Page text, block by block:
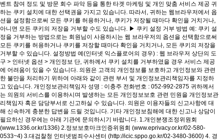
벤트 참여 정도 및 방문 회수 파악 등을 통한 타겟 마케팅 및 개인 맞춤 서비스 제공 귀
하는 쿠키 설치에 대한 선택권을 가지고 있습니다. 따라서, 귀하는 웹브라우저에서 옵
션을 설정함으로써 모든 쿠키를 허용하거나, 쿠키가 저장될 때마다 확인을 거치거나,
아니면 모든 쿠키의 저장을 거부할 수도 있습니다. ▶ 쿠키 설정 거부 방법 예: 쿠키 설
정을 거부하는 방법으로는 회원님이 사용하시는 웹 브라우저의 옵션을 선택함으로써
모든 쿠키를 허용하거나 쿠키를 저장할 때마다 확인을 거치거나, 모든 쿠키의 저장을
거부할 수 있습니다. 설정방법 예(인터넷 익스플로어의 경우) : 웹 브라우저 상단의 도
구 > 인터넷 옵션 > 개인정보 단, 귀하께서 쿠키 설치를 거부하였을 경우 서비스 제공
에 어려움이 있을 수 있습니다. 의원은 고객의 개인정보를 보호하고 개인정보와 관련
한 불만을 처리하기 위하여 아래와 같이 관련 부서 및 개인정보관리책임자를 지정하
고 있습니다. 개인정보관리책임자 성명 : 이충주 전화번호 : 052-992-2875 귀하께서
는 의원의 서비스를 이용하시며 발생하는 모든 개인정보보호 관련 민원을 개인정보관
리책임자 혹은 담당부서로 신고하실 수 있습니다. 의원은 이용자들의 신고사항에 대
해 신속하게 충분한 답변을 드릴 것입니다. 기타 개인정보침해에 대한 신고나 상담이
필요하신 경우에는 아래 기관에 문의하시기 바랍니다. 1.개인분쟁조정위원회
(www.1336.or.kr/1336) 2.정보보호마크인증위원회 (www.eprivacy.or.kr/02-580-
0533~4) 3.대검찰청 인터넷범죄수사센터 (http://icic.sppo.go.kr/02-3480-3600) 4. 경